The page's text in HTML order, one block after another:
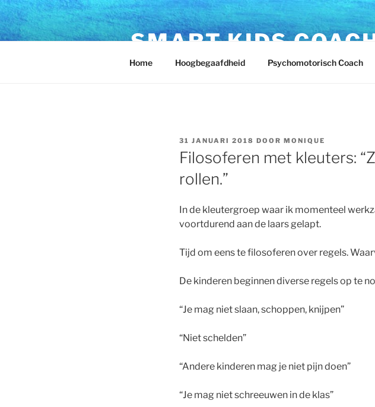
SMART KIDS
Home Hoogbegaafdheid Psychomotorisch Coach
31 JANUARI 2018 DOOR MONIQUE
Filosoferen met kleuters:
rollen.”
In de kleutergroep waar ik momenteel
voortdurend aan de laars gelapt.
Tijd om eens te filosoferen over regels.
De kinderen beginnen diverse regels op te
“Je mag niet slaan, schoppen, knijpen”
“Niet schelden”
“Andere kinderen mag je niet pijn doen”
“Je mag niet schreeuwen in de klas”